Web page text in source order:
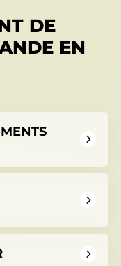
de projets
DE
EN